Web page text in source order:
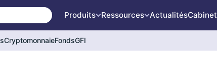
Produits Ressources ActualitésCabinet
CryptomonnaieFondsGFI